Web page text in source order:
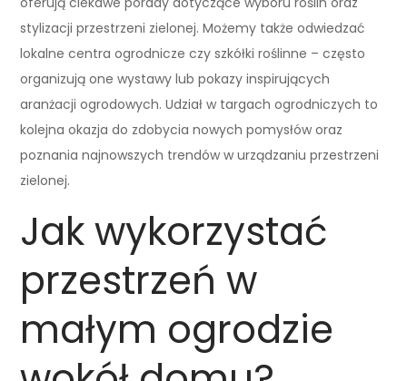
stylizacji przestrzeni zielonej. Możemy także odwiedzać
lokalne centra ogrodnicze czy szkółki roślinne – często
organizują one wystawy lub pokazy inspirujących
aranżacji ogrodowych. Udział w targach ogrodniczych to
kolejna okazja do zdobycia nowych pomysłów oraz
poznania najnowszych trendów w urządzaniu przestrzeni
zielonej.
Jak wykorzystać
przestrzeń w
małym ogrodzie